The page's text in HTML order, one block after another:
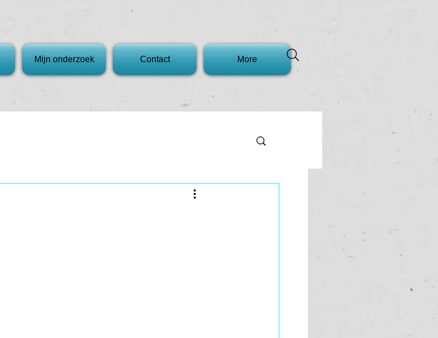
Mijn onderzoek Contact More